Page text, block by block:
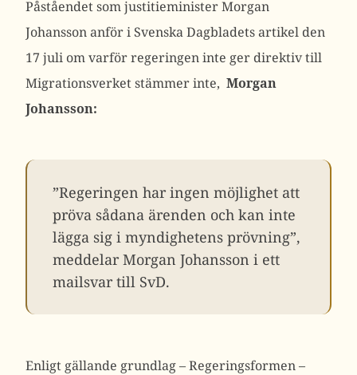
Påståendet som justitieminister Morgan
Johansson anför i Svenska Dagbladets artikel den
17 juli om varför regeringen inte ger direktiv till
Migrationsverket stämmer inte, Morgan
Johansson:
”Regeringen har ingen möjlighet att
pröva sådana ärenden och kan inte
lägga sig i myndighetens prövning”,
meddelar Morgan Johansson i ett
mailsvar till SvD.
Enligt gällande grundlag – Regeringsformen –